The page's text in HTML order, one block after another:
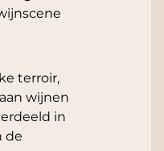
terroir,
wijnen
in
de